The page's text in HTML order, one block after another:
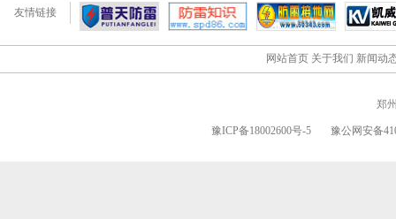
友情链接
网站首页 关于我们 新闻动
郑
豫ICP备18002600号-5 豫公网安备